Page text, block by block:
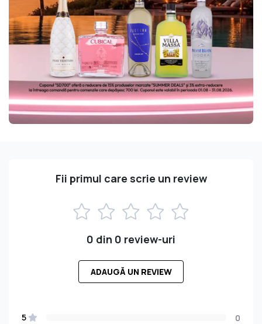
Fii primul care scrie un review
0 din 0 review-uri
ADAUGĂ UN REVIEW
5
0